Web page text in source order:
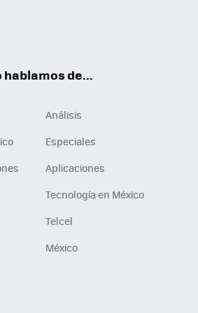
hablamos de...
Análisis
Especiales
Aplicaciones
Tecnología en México
Telcel
México